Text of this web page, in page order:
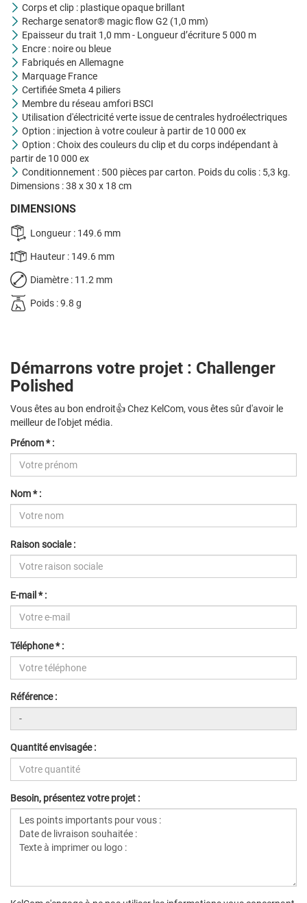
Corps et clip : plastique opaque brillant
Recharge senator® magic flow G2 (1,0 mm)
Epaisseur du trait 1,0 mm - Longueur d’écriture 5 000 m
Encre : noire ou bleue
Fabriqués en Allemagne
Marquage France
Certifiée Smeta 4 piliers
Membre du réseau amfori BSCI
Utilisation d'électricité verte issue de centrales hydroélectriques
Option : injection à votre couleur à partir de 10 000 ex
Option : Choix des couleurs du clip et du corps indépendant à
partir de 10 000 ex
Conditionnement : 500 pièces par carton. Poids du colis : 5,3 kg.
Dimensions : 38 x 30 x 18 cm
DIMENSIONS
Longueur : 149.6 mm
Hauteur : 149.6 mm
Diamètre : 11.2 mm
Poids : 9.8 g
Démarrons votre projet : Challenger
Polished
Vous êtes au bon endroit👍 Chez KelCom, vous êtes sûr d'avoir le
meilleur de l'objet média.
Prénom * :
Nom * :
Raison sociale :
E-mail * :
Téléphone * :
Référence :
Quantité envisagée :
Besoin, présentez votre projet :